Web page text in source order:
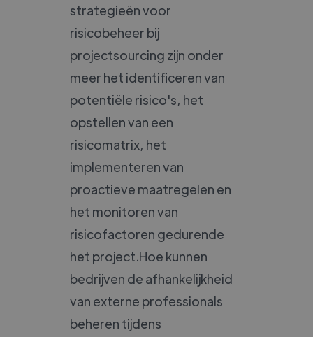
strategieën voor
risicobeheer bij
projectsourcing zijn onder
meer het identificeren van
potentiële risico's, het
opstellen van een
risicomatrix, het
implementeren van
proactieve maatregelen en
het monitoren van
risicofactoren gedurende
het project.Hoe kunnen
bedrijven de afhankelijkheid
van externe professionals
beheren tijdens